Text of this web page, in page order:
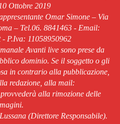
Ottobre 2019
Omar Simone – Via
– Tel.06. 8841463 - Email:
P.Iva: 11058950962
Avanti live sono prese da
dominio. Se il soggetto o gli
in contrario alla pubblicazione,
redazione, alla mail:
alla rimozione delle
(Direttore Responsabile).